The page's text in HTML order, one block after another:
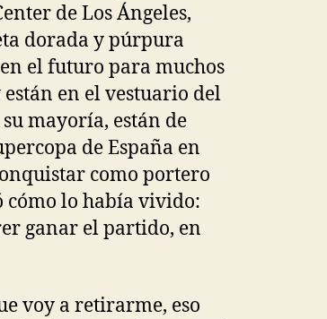
de Los Ángeles,
dorada y púrpura
el futuro para muchos
en el vestuario del
su mayoría, están de
de España en
como portero
cómo lo había vivido:
ganar el partido, en
voy a retirarme, eso